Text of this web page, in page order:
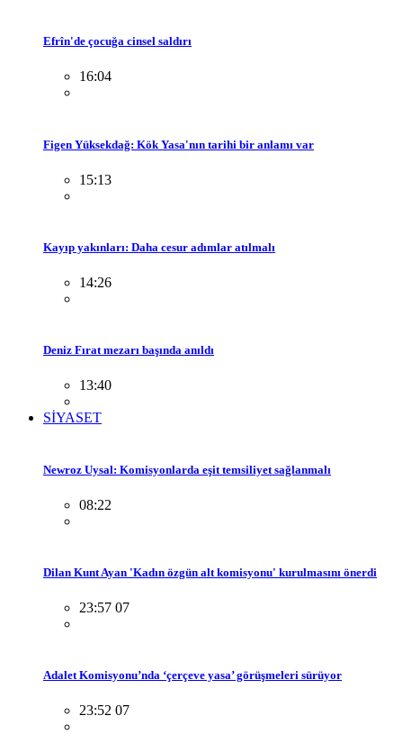
Efrîn'de çocuğa cinsel saldırı
16:04
Figen Yüksekdağ: Kök Yasa'nın tarihi bir anlamı var
15:13
Kayıp yakınları: Daha cesur adımlar atılmalı
14:26
Deniz Fırat mezarı başında anıldı
13:40
SİYASET
Newroz Uysal: Komisyonlarda eşit temsiliyet sağlanmalı
08:22
Dilan Kunt Ayan 'Kadın özgün alt komisyonu' kurulmasını önerdi
23:57 07
Adalet Komisyonu’nda ‘çerçeve yasa’ görüşmeleri sürüyor
23:52 07